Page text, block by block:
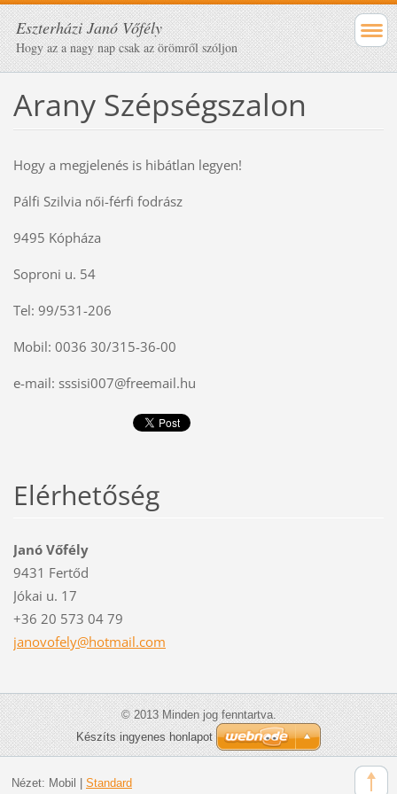
Eszterházi Janó Vőfély
Hogy az a nagy nap csak az örömről szóljon
Arany Szépségszalon
Hogy a megjelenés is hibátlan legyen!
Pálfi Szilvia női-férfi fodrász
9495 Kópháza
Soproni u. 54
Tel: 99/531-206
Mobil: 0036 30/315-36-00
e-mail: sssisi007@freemail.hu
Elérhetőség
Janó Vőfély
9431 Fertőd
Jókai u. 17
+36 20 573 04 79
janovofely@hotmail.com
© 2013 Minden jog fenntartva.
Készíts ingyenes honlapot
Nézet: Mobil Standard